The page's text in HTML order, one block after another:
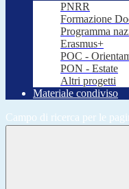
PNRR
Formazione
Programma
Erasmus+
POC -
PON - Estate
Altri progetti
Materiale condiviso
Campo di ricerca per le